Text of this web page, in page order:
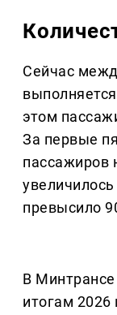
Сейчас
этом
За первые
пассажиров
превысило
В
итогам